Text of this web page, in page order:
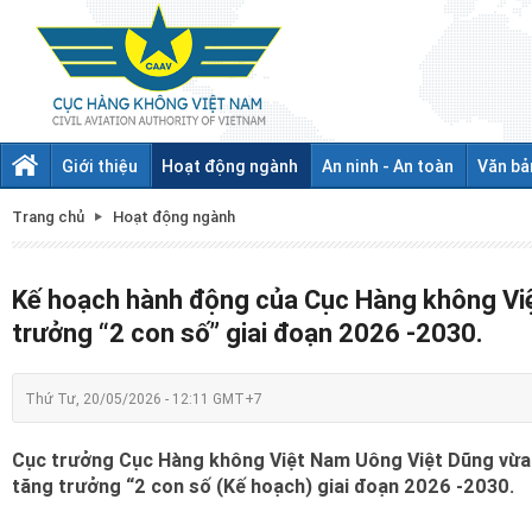
Giới thiệu Hoạt động ngành An ninh - An toàn Văn
Trang chủ Hoạt động ngành
Kế hoạch hành động của Cục Hàng không
trưởng “2 con số” giai đoạn 2026 -2030.
Thứ Tư, 20/05/2026 - 12:11 GMT+7
Cục trưởng Cục Hàng không Việt Nam Uông Việt Dũng
tăng trưởng “2 con số (Kế hoạch) giai đoạn 2026 -2030.